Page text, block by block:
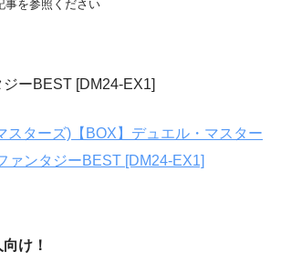
事を参照ください
ーBEST [DM24-EX1]
スターズ)【BOX】デュエル・マスター
ァンタジーBEST [DM24-EX1]
け！